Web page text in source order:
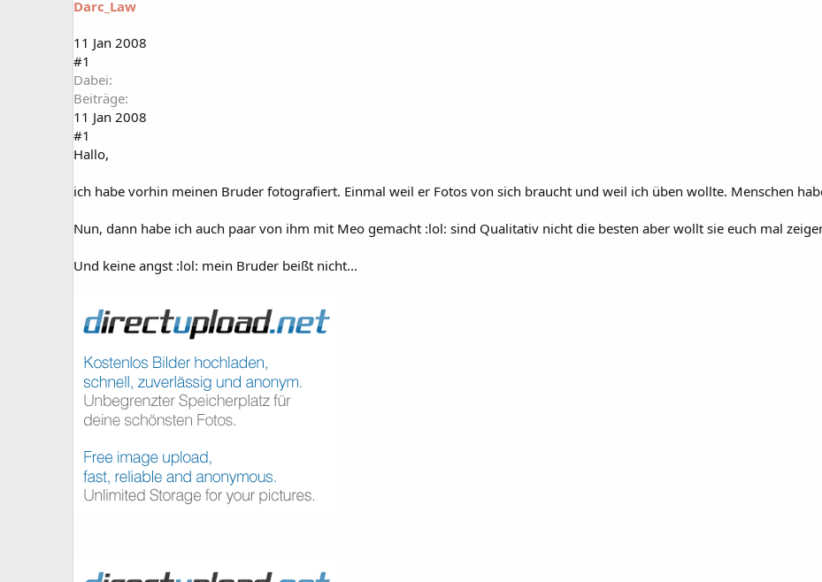
a
t
r
Darc_Law
11 Jan 2008
#1
Dabei
Beiträge
11 Jan 2008
#1
Hallo,
ich habe vorhin meinen Bruder fotografiert. Einmal weil er Fotos von sich braucht und weil ich üben wollte. Menschen
Nun, dann habe ich auch paar von ihm mit Meo gemacht :lol: sind Qualitativ nicht die besten aber wollt sie euch mal
Und keine angst :lol: mein Bruder beißt nicht...